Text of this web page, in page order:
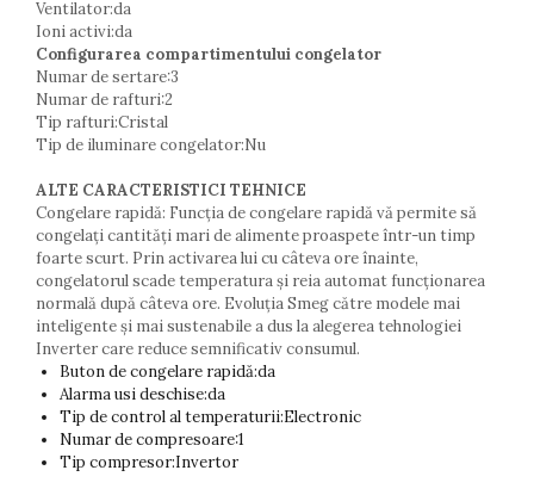
Ventilator:da
Ioni activi:da
Configurarea compartimentului congelator
Numar de sertare:3
Numar de rafturi:2
Tip rafturi:Cristal
Tip de iluminare congelator:Nu
ALTE CARACTERISTICI TEHNICE
Congelare rapidă: Funcția de congelare rapidă vă permite să
congelați cantități mari de alimente proaspete într-un timp
foarte scurt. Prin activarea lui cu câteva ore înainte,
congelatorul scade temperatura și reia automat funcționarea
normală după câteva ore. Evoluția Smeg către modele mai
inteligente și mai sustenabile a dus la alegerea tehnologiei
Inverter care reduce semnificativ consumul.
Buton de congelare rapidă:da
Alarma usi deschise:da
Tip de control al temperaturii:Electronic
Numar de compresoare:1
Tip compresor:Invertor